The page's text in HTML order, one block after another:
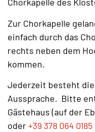
Zur Chorkapelle
einfach durch das
rechts neben dem
kommen.
Jederzeit besteht
Aussprache. Bitte
Gästehaus (auf der
oder+39 378 064 0185